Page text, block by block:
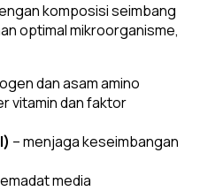
komposisi seimbang
optimal mikroorganisme,
dan asam amino
vitamin dan faktor
– menjaga keseimbangan
media